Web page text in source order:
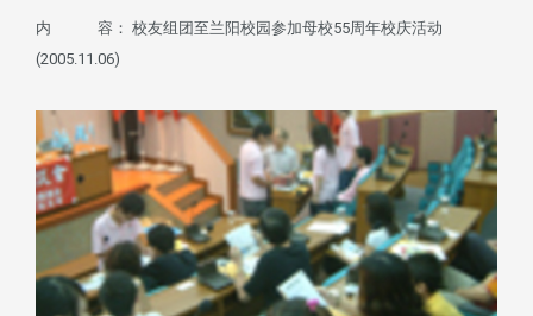
内 容： 校友组团至兰阳校园参加母校55周年校庆活动
(2005.11.06)